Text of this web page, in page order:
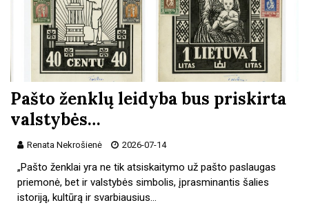
Pašto ženklų leidyba bus priskirta
valstybės…
Renata Nekrošienė 2026-07-14
„Pašto ženklai yra ne tik atsiskaitymo už pašto paslaugas
priemonė, bet ir valstybės simbolis, įprasminantis šalies
istoriją, kultūrą ir svarbiausius…